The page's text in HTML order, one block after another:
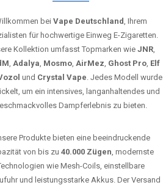
bei Vape Deutschland, Ihrem
für hochwertige Einweg E-Zigaretten.
Kollektion umfasst Topmarken wie JNR,
, Adalya, Mosmo, AirMez, Ghost Pro, Elf
und Crystal Vape. Jedes Modell wurde
um ein intensives, langanhaltendes und
Dampferlebnis zu bieten.
Produkte bieten eine beeindruckende
von bis zu 40.000 Zügen, modernste
wie Mesh-Coils, einstellbare
und leistungsstarke Akkus. Der Versand